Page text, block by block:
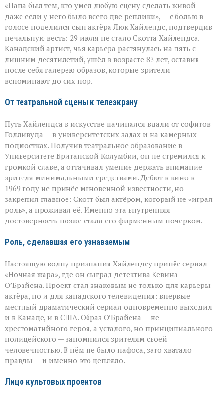
умел
делать
второстепенное
незабываемым»:
ушёл
Скотт
Хайлендс
«Папа был тем, кто умел любую сцену сделать живой —
даже если у него было всего две реплики», — с болью в
голосе поделился сын актёра Люк Хайлендс, подтвердив
печальную весть: 29 июля не стало Скотта Хайлендса.
Канадский артист, чья карьера растянулась на пять с
лишним десятилетий, ушёл в возрасте 83 лет, оставив
после себя галерею образов, которые зрители
вспоминают до сих пор.
От театральной сцены к телеэкрану
Путь Хайлендса в искусстве начинался вдали от софитов
Голливуда — в университетских залах и на камерных
подмостках. Получив театральное образование в
Университете Британской Колумбии, он не стремился к
громкой славе, а оттачивал умение держать внимание
зрителя минимальными средствами. Дебют в кино в
1969 году не принёс мгновенной известности, но
закрепил главное: Скотт был актёром, который не «играл
роль», а проживал её. Именно эта внутренняя
достоверность позже стала его фирменным почерком.
Роль, сделавшая его узнаваемым
Настоящую волну признания Хайлендсу принёс сериал
«Ночная жара», где он сыграл детектива Кевина
О’Брайена. Проект стал знаковым не только для карьеры
актёра, но и для канадского телевидения: впервые
местный драматический сериал одновременно выходил
и в Канаде, и в США. Образ О’Брайена — не
хрестоматийного героя, а усталого, но принципиального
полицейского — запомнился зрителям своей
человечностью. В нём не было пафоса, зато хватало
правды — и именно это цепляло.
Лицо культовых проектов